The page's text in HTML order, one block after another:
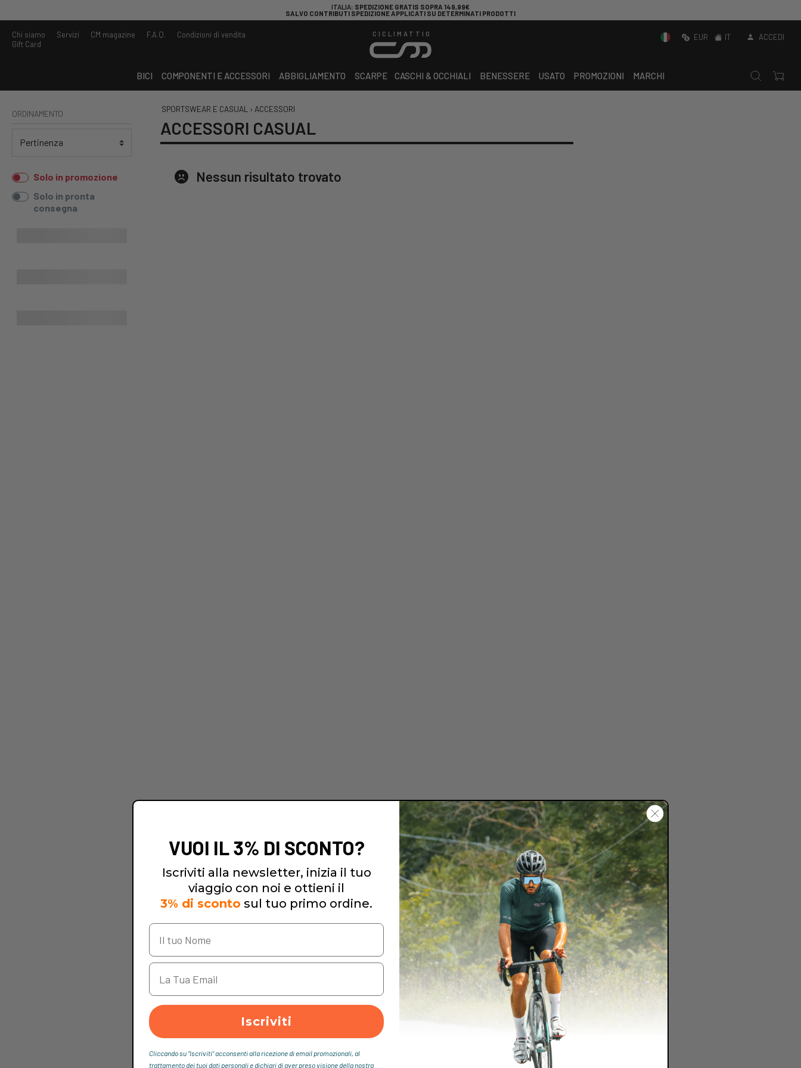
ITALIA: SPEDIZIONE GRATIS SOPRA 149,99€
SALVO CONTRIBUTI SPEDIZIONE APPLICATI SU DETERMINATI PRODOTTI
Chi siamo Servizi CM magazine F.A.Q.
Condizioni di vendita
Gift Card
CICLIMATTIO EUR IT ACCEDI
BICI COMPONENTI E ACCESSORI ABBIGLIAMENTO SCARPE CASCHI & OCCHIALI BENESSERE USATO PROMOZIONI MARCHI
ORDINAMENTO
Solo in promozione
Solo in pronta
consegna
SPORTSWEAR E CASUAL › ACCESSORI
ACCESSORI CASUAL
Nessun risultato trovato
VUOI IL 3% DI SCONTO?
Iscriviti alla newsletter, inizia il tuo
viaggio con noi e ottieni il
3% di sconto sul tuo primo ordine.
Iscriviti
Cliccando su “Iscriviti“ acconsenti alla ricezione di email promozionali, al
trattamento dei tuoi dati personali e dichiari di aver preso visione della nostra